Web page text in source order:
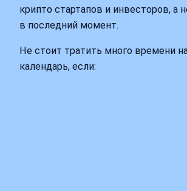
крипто стартапов и инвесторов, а
в последний момент.
Не стоит тратить много времени
календарь, если: